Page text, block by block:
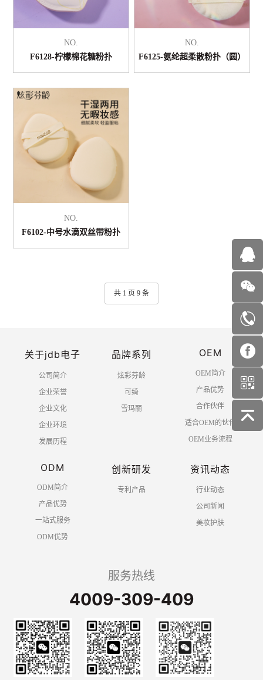
NO.
F6128-柠檬棉花糖粉扑
NO.
F6125-氨纶超柔散粉扑（圆）
NO.
F6102-中号水滴双丝带粉扑
共 1 页 9 条
关于jdb电子
公司简介
企业荣誉
企业文化
企业环境
发展历程
品牌系列
炫彩芬龄
可绮
雪玛丽
OEM
OEM简介
产品优势
合作伙伴
适合OEM的伙伴
OEM业务流程
ODM
ODM简介
产品优势
一站式服务
ODM优势
创新研发
专利产品
资讯动态
行业动态
公司新闻
美妆护肤
服务热线
4009-309-409